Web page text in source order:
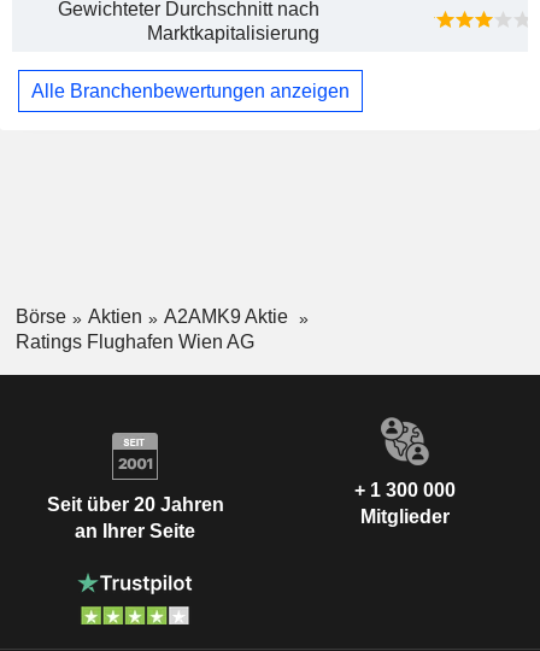
Gewichteter Durchschnitt nach
Marktkapitalisierung
Alle Branchenbewertungen anzeigen
Börse Aktien
A2AMK9 Aktie
Ratings Flughafen Wien AG
Seit über 20 Jahren
an Ihrer Seite
+ 1 300 000
Mitglieder